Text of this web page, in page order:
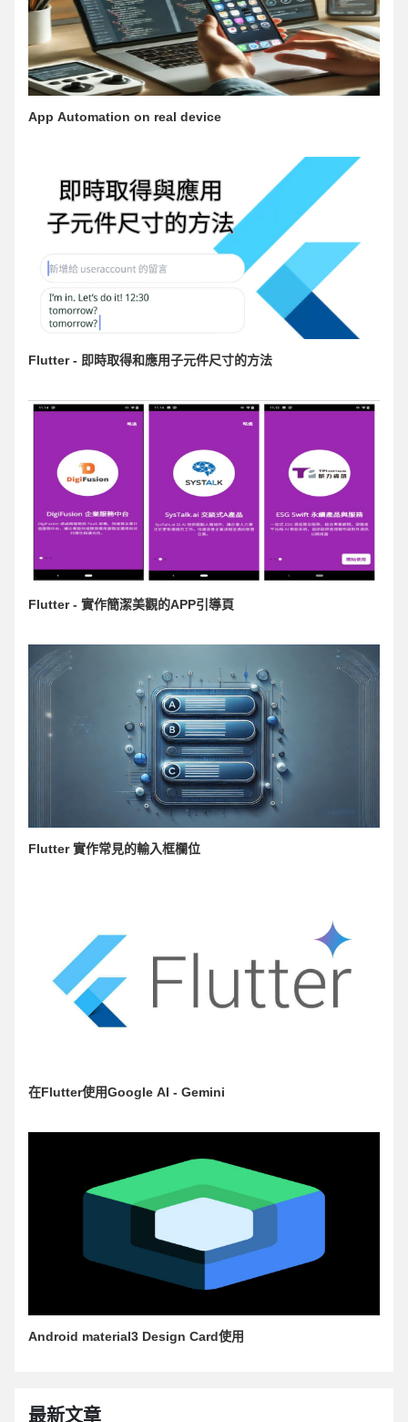
App Automation on real device
Flutter - 即時取得和應用子元件尺寸的方法
Flutter - 實作簡潔美觀的APP引導頁
Flutter 實作常見的輸入框欄位
在Flutter使用Google AI - Gemini
Android material3 Design Card使用
最新文章